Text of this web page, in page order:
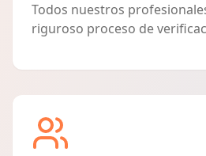
Todos nuestros
riguroso proceso de